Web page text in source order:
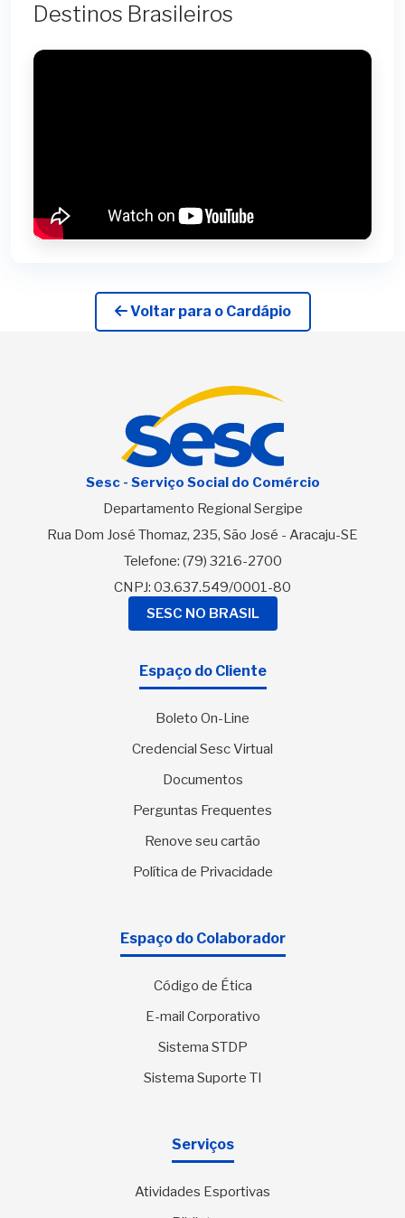
Destinos Brasileiros
Voltar para o Cardápio
Sesc - Serviço Social do Comércio
Departamento Regional Sergipe
Rua Dom José Thomaz, 235, São José - Aracaju-SE
Telefone: (79) 3216-2700
CNPJ: 03.637.549/0001-80
SESC NO BRASIL
Espaço do Cliente
Boleto On-Line
Credencial Sesc Virtual
Documentos
Perguntas Frequentes
Renove seu cartão
Política de Privacidade
Espaço do Colaborador
Código de Ética
E-mail Corporativo
Sistema STDP
Sistema Suporte TI
Serviços
Atividades Esportivas